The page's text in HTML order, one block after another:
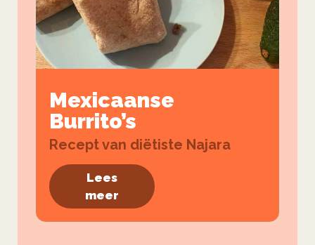
Mexicaanse
Burrito’s
Recept van diëtiste Najara
Lees
meer